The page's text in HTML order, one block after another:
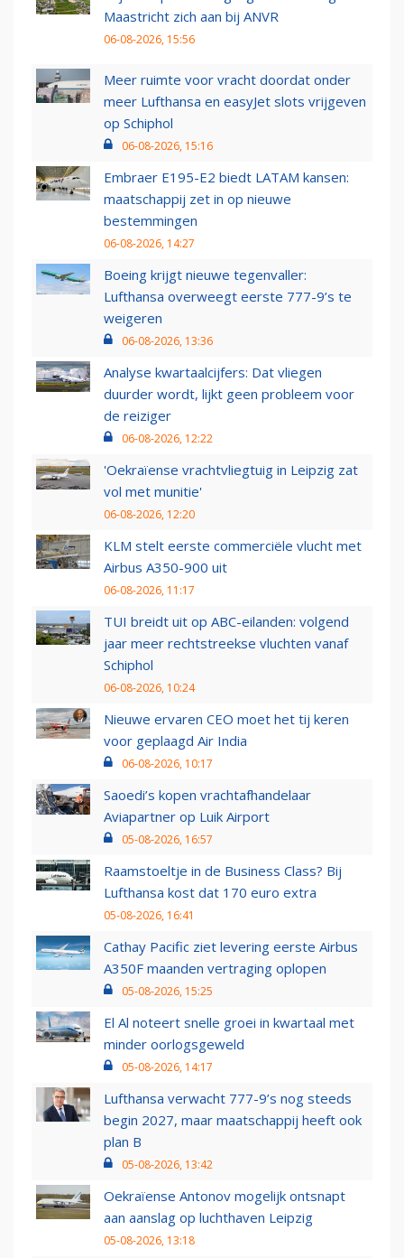
Maastricht zich aan bij ANVR
06-08-2026, 15:56
Meer ruimte voor vracht doordat onder
meer Lufthansa en easyJet slots vrijgeven
op Schiphol
06-08-2026, 15:16
Embraer E195-E2 biedt LATAM kansen:
maatschappij zet in op nieuwe
bestemmingen
06-08-2026, 14:27
Boeing krijgt nieuwe tegenvaller:
Lufthansa overweegt eerste 777-9’s te
weigeren
06-08-2026, 13:36
Analyse kwartaalcijfers: Dat vliegen
duurder wordt, lijkt geen probleem voor
de reiziger
06-08-2026, 12:22
'Oekraïense vrachtvliegtuig in Leipzig zat
vol met munitie'
06-08-2026, 12:20
KLM stelt eerste commerciële vlucht met
Airbus A350-900 uit
06-08-2026, 11:17
TUI breidt uit op ABC-eilanden: volgend
jaar meer rechtstreekse vluchten vanaf
Schiphol
06-08-2026, 10:24
Nieuwe ervaren CEO moet het tij keren
voor geplaagd Air India
06-08-2026, 10:17
Saoedi’s kopen vrachtafhandelaar
Aviapartner op Luik Airport
05-08-2026, 16:57
Raamstoeltje in de Business Class? Bij
Lufthansa kost dat 170 euro extra
05-08-2026, 16:41
Cathay Pacific ziet levering eerste Airbus
A350F maanden vertraging oplopen
05-08-2026, 15:25
El Al noteert snelle groei in kwartaal met
minder oorlogsgeweld
05-08-2026, 14:17
Lufthansa verwacht 777-9’s nog steeds
begin 2027, maar maatschappij heeft ook
plan B
05-08-2026, 13:42
Oekraïense Antonov mogelijk ontsnapt
aan aanslag op luchthaven Leipzig
05-08-2026, 13:18